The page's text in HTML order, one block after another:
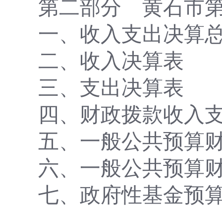
第二部分 黄石市
一、收入支出决算
二、收入决算表
三、支出决算表
四、财政拨款收入
五、一般公共预算
六、一般公共预算
七、政府性基金预